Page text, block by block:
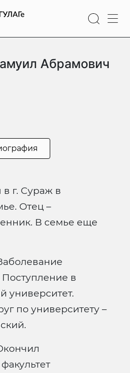
Абрамович
в г. Сураж в
Отец –
В семье еще
в
университет.
по университету –